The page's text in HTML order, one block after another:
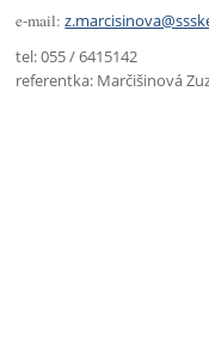
e-mail:
tel: 055 / 6415142
referentka: Marčišinová